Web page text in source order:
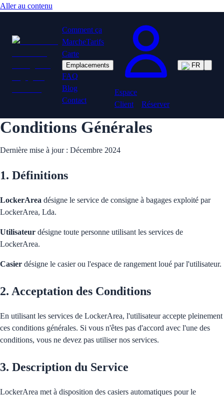
Aller au contenu
Comment ça
MarcheTarifs
Carte
Emplacements
FAQ
Blog
Contact
Espace
Client
Réserver
FR
Conditions Générales
Dernière mise à jour : Décembre 2024
1. Définitions
LockerArea désigne le service de consigne à bagages exploité par
LockerArea, Lda.
Utilisateur désigne toute personne utilisant les services de
LockerArea.
Casier désigne le casier ou l'espace de rangement loué par l'utilisateur.
2. Acceptation des Conditions
En utilisant les services de LockerArea, l'utilisateur accepte pleinement
ces conditions générales. Si vous n'êtes pas d'accord avec l'une des
conditions, vous ne devez pas utiliser nos services.
3. Description du Service
LockerArea met à disposition des casiers automatiques pour le